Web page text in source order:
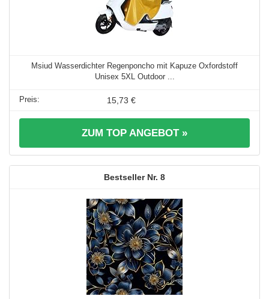
Msiud Wasserdichter Regenponcho mit Kapuze Oxfordstoff
Unisex 5XL Outdoor ...
15,73 €
ZUM TOP ANGEBOT »
8